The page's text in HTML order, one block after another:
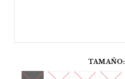
TAMAÑO: